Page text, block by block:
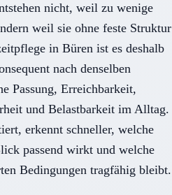
nicht, weil zu wenige
weil sie ohne feste Struktur
in Büren ist es deshalb
nach denselben
Passung, Erreichbarkeit,
und Belastbarkeit im Alltag.
erkennt schneller, welche
passend wirkt und welche
Bedingungen tragfähig bleibt.